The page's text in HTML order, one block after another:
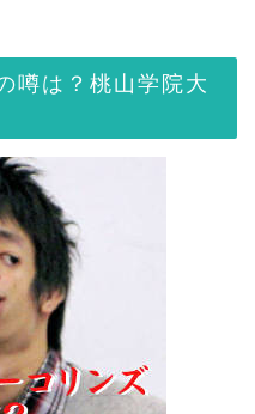
噂は？桃山学院大